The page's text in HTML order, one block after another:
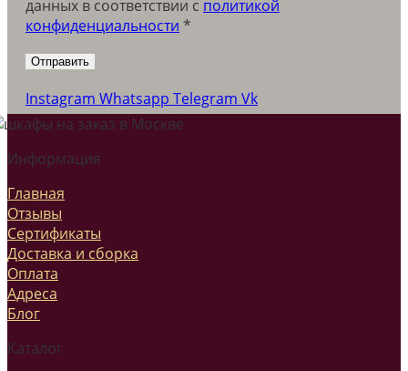
данных в соответствии c политикой
конфиденциальности *
Instagram Whatsapp Telegram Vk
Информация
Главная
Отзывы
Сертификаты
Доставка и сборка
Оплата
Адреса
Блог
Каталог